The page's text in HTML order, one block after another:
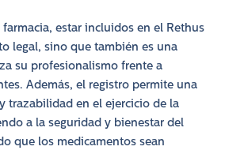
farmacia, estar incluidos en el Rethus
legal, sino que también es una
su profesionalismo frente a
Además, el registro permite una
trazabilidad en el ejercicio de la
a la seguridad y bienestar del
que los medicamentos sean